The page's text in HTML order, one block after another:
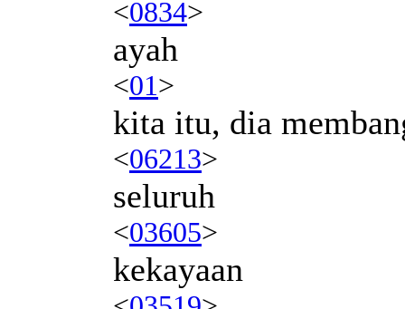
<0834>
ayah
<01>
kita itu, dia
<06213>
seluruh
<03605>
kekayaan